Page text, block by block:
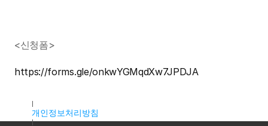
<신청폼>
https://forms.gle/onkwYGMqdXw7JPDJA
개인정보처리방침